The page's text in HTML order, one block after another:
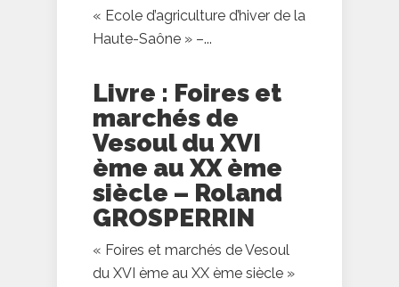
« Ecole d’agriculture d’hiver de la
Haute-Saône » –...
Livre : Foires et
marchés de
Vesoul du XVI
ème au XX ème
siècle – Roland
GROSPERRIN
« Foires et marchés de Vesoul
du XVI ème au XX ème siècle »